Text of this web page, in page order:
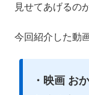
見せてあげるの
今回紹介した動
・映画 お